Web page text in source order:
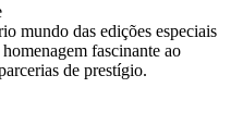
mundo das edições especiais
fascinante ao
de prestígio.